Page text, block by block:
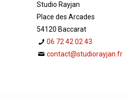
Studio Rayjan
Place des Arcades
54120 Baccarat
06 72 42 02 43
contact@studiorayjan.fr